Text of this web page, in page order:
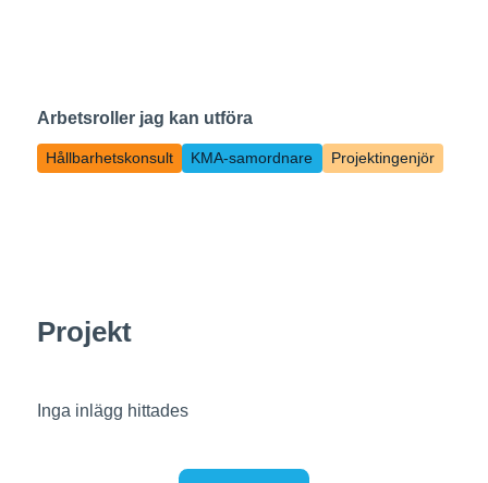
Arbetsroller jag kan utföra
Hållbarhetskonsult KMA-samordnare Projektingenjör
Projekt
Inga inlägg hittades